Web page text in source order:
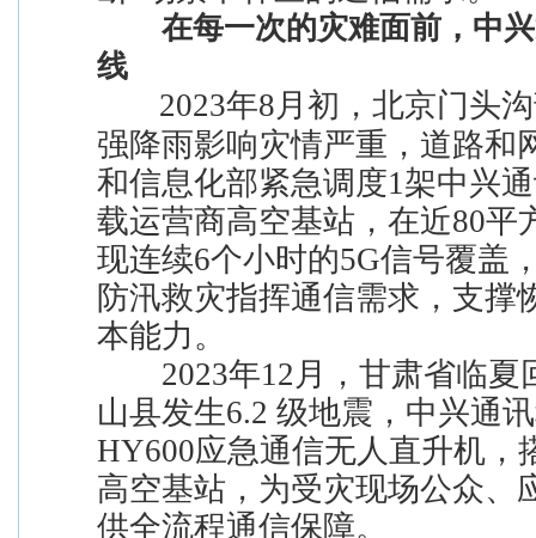
在每一次的灾难面前，中
线
2023年8月初，北京门头
强降雨影响灾情严重，道路和
和信息化部紧急调度1架中兴
载运营商高空基站，在近80平
现连续6个小时的5G信号覆盖
防汛救灾指挥通信需求，支撑
本能力。
2023年12月，甘肃省临夏
山县发生6.2 级地震，中兴通
HY600应急通信无人直升机，
高空基站，为受灾现场公众、
供全流程通信保障。